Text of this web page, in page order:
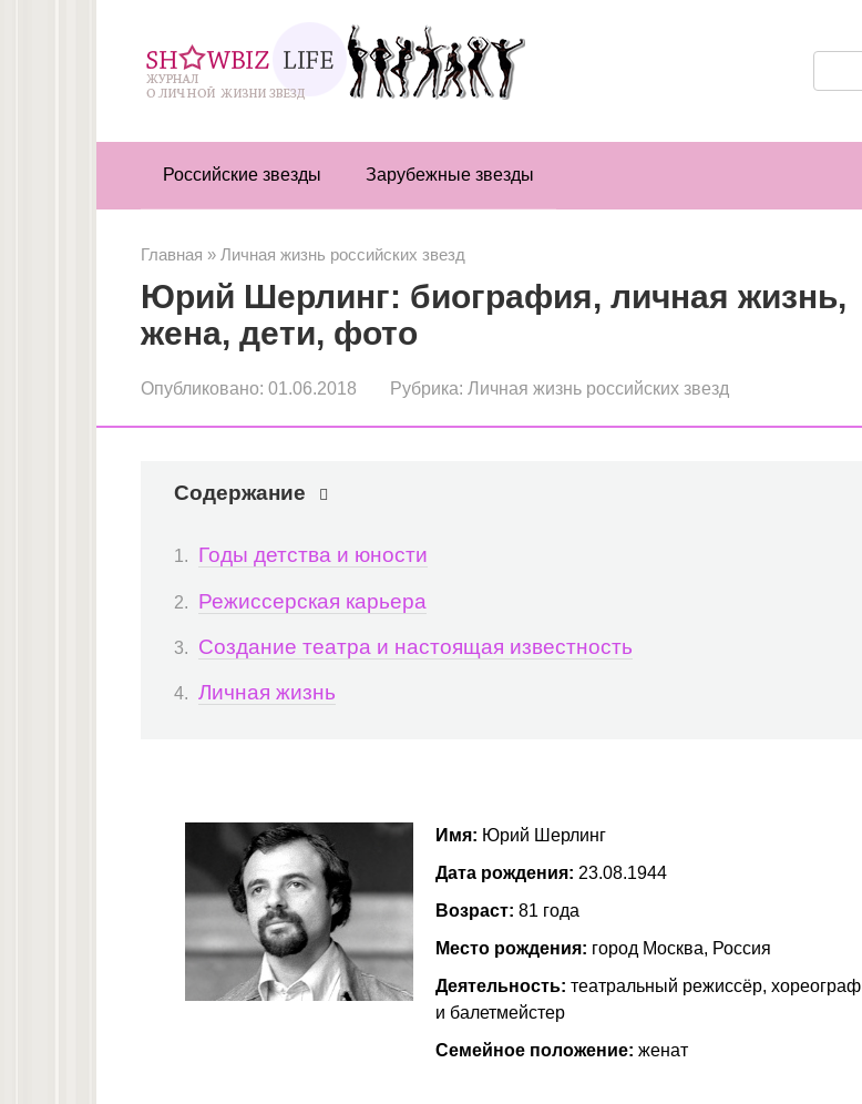
Российские звезды Зарубежные звезды
Главная » Личная жизнь российских звезд
Юрий Шерлинг: биография, личная жизнь,
жена, дети, фото
Опубликовано: 01.06.2018 Рубрика: Личная жизнь российских звезд
Содержание
Годы детства и юности
Режиссерская карьера
Создание театра и настоящая известность
Личная жизнь
Имя: Юрий Шерлинг
Дата рождения: 23.08.1944
Возраст:81 года
Место рождения: город Москва, Россия
Деятельность: театральный режиссёр, хореограф
и балетмейстер
Семейное положение: женат